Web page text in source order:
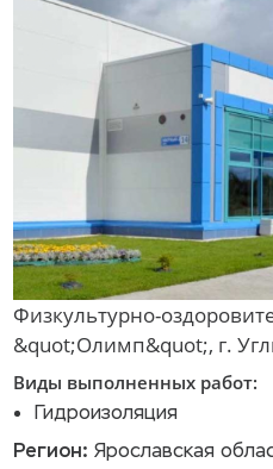
Физкультурно-
&quot;Олимп&quot;, г.
Виды выполненных работ:
Гидроизоляция
Регион: Ярославская